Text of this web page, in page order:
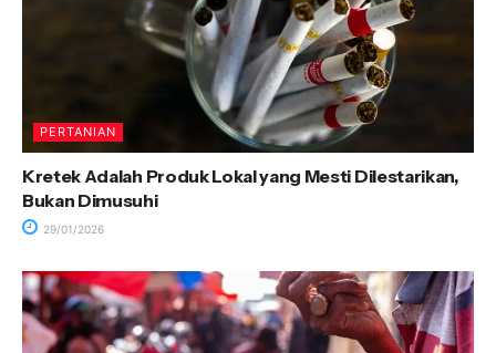
PERTANIAN
Kretek Adalah Produk Lokal yang Mesti Dilestarikan,
Bukan Dimusuhi
29/01/2026